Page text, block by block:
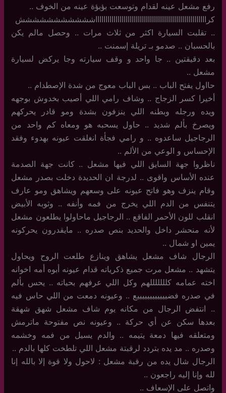
رفع مشعل عينه لقدام وتوسعت بؤبؤة عينه من الخوف ..
كراااااااااااااااااااااااااااااااااااااااااااااااااااااااششششششششششش
.. تقلبت السيارة اكثر من ثلاث مرات .. وحصل مالم يكن
بالحسبان .. صدمو بـ تريلة إسمنت ..
بعد دقيقتين .. جا واحد و وقف سيارته وجا يركض لسيارة
مشعل ..
حااول يفتح الباب .. بس الباب معوج من شدة الإصطدام ..
أخيرا كسر الزجاج .. وشاف رامي اللي أصيب بخدوش بوجهه
ويده ورجله وبطنه اللي ينزفون بشدة ومو قادر يحركهم
ويصرخ بألم شديد .. حاول يسحبه هو ومعاه كم واحد من
الرجاجيل ساعدوه .. و رامي فجأة انغلقت عيونه بهدوء وفقد
الإحساس و الوعي من الألم ..
ناظروا جهة السايق اللي فيها مشعل .. كانت جهة الصدمة
عنده الأساس واقوى .. لدرجة ان الحديدة دخلت بصدر مشعل
وقام ينزف وهو فاتح عيونه على وسعهم ويشاهق ومو عارف
يتنفس من الدم اللي يخرج من فمه وأنفه .. وثوبه الأبيض
انقلب للون الأحمر الفاقع .. الرجاجيل ماحاولوا يطلعون مشعل
لأنه منحشر داخل والحديد بنص صدره .. مايقدرون يحركونه
يمين او شمال ..
الرجال شاف مشعل يشاهق وينازع طلعت الروح ويحاول
يتشهد .. مشعل مرت جميع ذكرياته قدام عيونه أبوه أمه اخوانه
اخته عمامه كلللللللهم وكل اللي عرفهم بحياته .. يحس بألم
في صدره فضييييييييييييع .. وعيونه دمعت من اللي حاس فيه
.. انتفض الرجال من مكانه يوم شاف مشعل شهق شهقة
بعدها سكن عن أي حركة .. وعيونه نص مفتوحة ماترمش
ومتعلقه فيها دمعة يتيمه .. والدم يسيل من فمه وخشمه
وصدره .. مد يده بتردد لرقبتة مشعل اللي تلطخت كلها بالدم ..
الرجال شال يده من رقبة مشعل : لاحول ولا قوة إلا بالله إنا
لله وإنا إليه راجعون ..
واتصل على الإسعاف ..